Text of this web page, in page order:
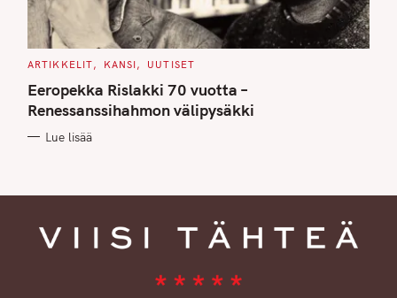
C
T
E
G
O
I
ARTIKKELIT KANSI UUTISET
Eeropekka Rislakki 70 vuotta –
Renessanssihahmon välipysäkki
Lue lisää